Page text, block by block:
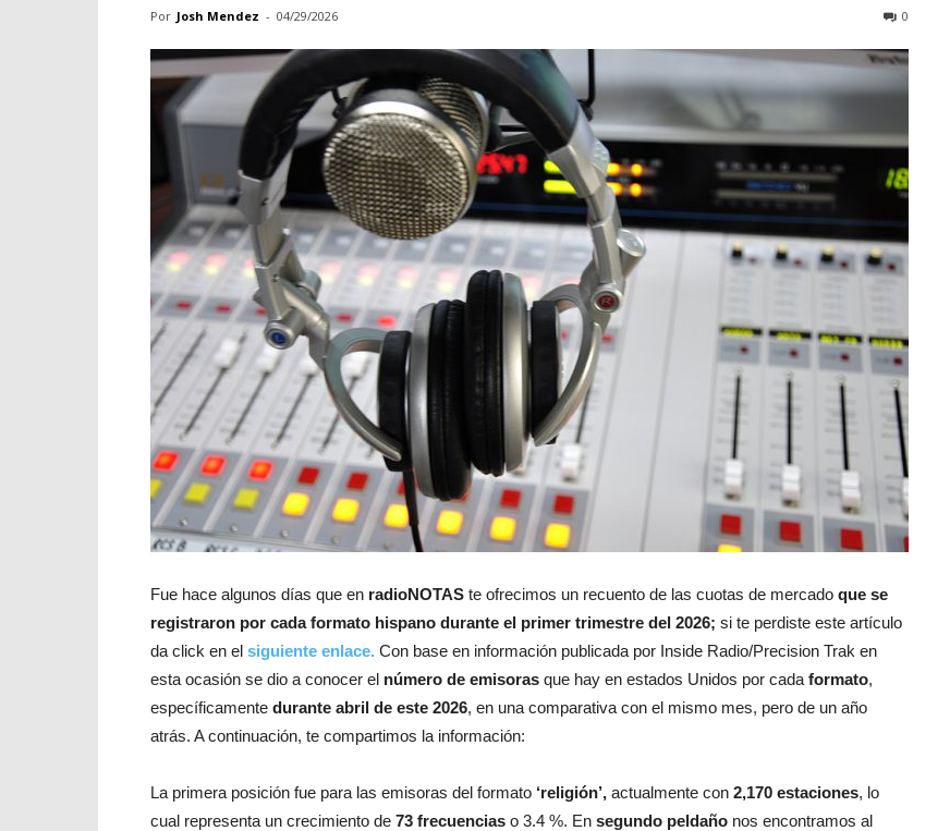
Por Josh Mendez - 04/29/2026 0
Fue hace algunos días que en radioNOTAS te ofrecimos un recuento de las cuotas de mercado que se
registraron por cada formato hispano durante el primer trimestre del 2026; si te perdiste este artículo
da click en el siguiente enlace. Con base en información publicada por Inside Radio/Precision Trak en
esta ocasión se dio a conocer el número de emisoras que hay en estados Unidos por cada formato,
específicamente durante abril de este 2026, en una comparativa con el mismo mes, pero de un año
atrás. A continuación, te compartimos la información:
La primera posición fue para las emisoras del formato ‘religión’, actualmente con 2,170 estaciones, lo
cual representa un crecimiento de 73 frecuencias o 3.4 %. En segundo peldaño nos encontramos al